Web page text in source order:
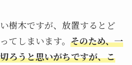
樹木ですが、放置するとど
てしまいます。 そのため、一
ろうと思いがちですが、こ